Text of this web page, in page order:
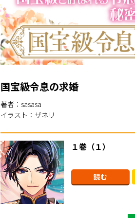
国宝級令息の求婚
著者：sasasa
イラスト：ザネリ
１巻（１）
読む